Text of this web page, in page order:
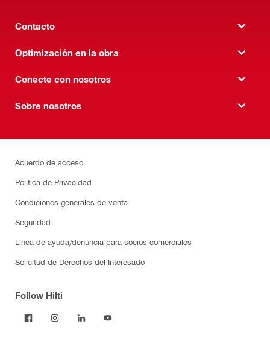
Contacto
Optimización en la obra
Conecte con nosotros
Sobre nosotros
Acuerdo de acceso
Política de Privacidad
Condiciones generales de venta
Seguridad
Línea de ayuda/denuncia para socios comerciales
Solicitud de Derechos del Interesado
Follow Hilti